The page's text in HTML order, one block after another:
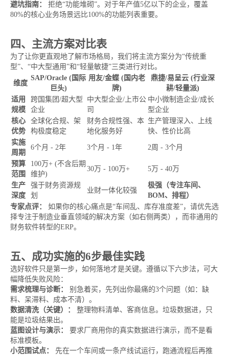
避坑指南：
拒绝“功能堆砌”。对于年产值5亿以下的企业，覆盖
80%的核心业务场景远比100%的功能列表重要。
四、主流方案对比表
为了让你更直观地了解市场格局，我们将主流方案分为“传统重
型”、“中大型通用”和“轻量敏捷”三类进行对比。
维度
SAP/Oracle (国际
巨头)
用友/金蝶 (国内老
牌)
鼎捷/易呈云 (行业深
耕/轻量派)
适用
规模
跨国集团/超大型
企业
中大型企业/上市公
司
中小微制造企业/成长
型企业
核心
优势
全球化合规、架
构极度稳定
财务合规性强、本
地化服务好
生产管理深入、上线
快、性价比高
实施
周期
6个月 - 2年 3个月 - 1年 2周 - 3个月
预算
范围
100万+ (不含后期
维护)
30万 - 100万+ 5万 - 40万
生产
深度
强于财务资源规
划
业财一体化较强
极强（专注车间、
BOM、排程）
专家点评：
如果你的核心痛点是“车间乱、库存准度差”，请优先选
择专注于制造业垂直领域的解决方案（如右侧两类），而非通用的
财务软件转型的ERP。
五、成功实施的6步最佳实践
选好软件只是第一步，如何落地才是关键。遵循以下六步法，可大
幅降低失败风险：
需求梳理与诊断：
别急着买，先列出你最痛的3个问题（如：缺
料、呆滞料、成本不清）。
数据清洗（关键）：
整理物料清单、客商信息。垃圾数据进，只
能是垃圾结果出。
蓝图设计与演示：
要求厂商用你的真实数据进行演示，而不是看
标准模板。
小范围试点：
先在一个车间或一条产线试运行，跑通流程后再推